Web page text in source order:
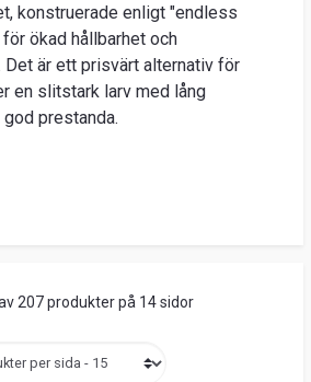
konstruerade enligt "endless
ökad hållbarhet och
är ett prisvärt alternativ för
en slitstark larv med lång
prestanda.
207 produkter på 14 sidor